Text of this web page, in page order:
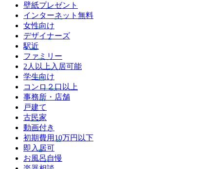
壁紙プレゼント
インターネット無料
女性向け
デザイナーズ
駅近
ファミリー
2人以上入居可能
学生向け
コンロ２口以上
事務所・店舗
戸建て
古民家
動画付き
初期費用10万円以下
即入居可
お風呂自慢